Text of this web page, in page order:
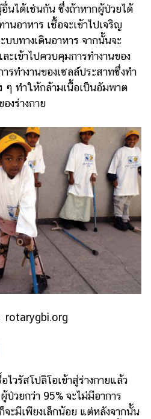
นได้เช่นกัน ซึ่งถ้าหากผู้ป่วยได้
นอาหาร เชื้อจะเข้าไปเจริญ
บบทางเดินอาหาร จากนั้นจะ
ะเข้าไปควบคุมการทำงานของ
รทำงานของเซลล์ประสาทซึ่งทำ
ๆ ทำให้กล้ามเนื้อเป็นอัมพาต
งร่างกาย
rotarygbi.org
สโปลิโอเข้าสู่ร่างกายแล้ว
ป่วยกว่า 95% จะไม่มีอาการ
ะมีเพียงเล็กน้อย แต่หลังจากนั้น